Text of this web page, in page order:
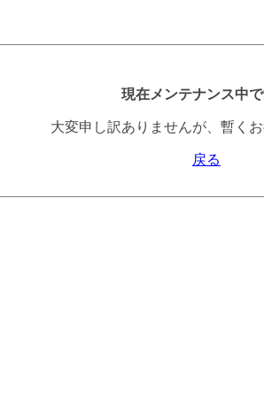
現在メンテナンス中で
大変申し訳ありませんが、暫くお
戻る